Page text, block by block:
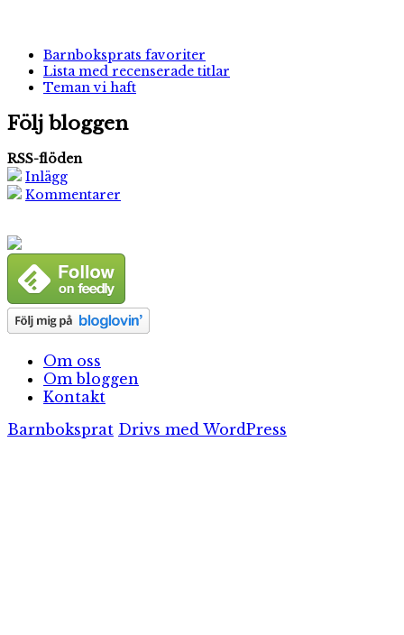
Barnboksprats favoriter
Lista med recenserade titlar
Teman vi haft
Följ bloggen
RSS-flöden
Inlägg
Kommentarer
Om oss
Om bloggen
Kontakt
Barnboksprat Drivs med WordPress